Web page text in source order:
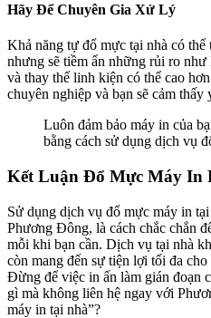
Hãy Để Chuyên Gia Xử Lý
Khả năng tự đổ mực tại nhà có
nhưng sẽ tiềm ẩn những rủi ro
và thay thế linh kiện có thể cao
chuyên nghiệp và bạn sẽ cảm thấy
Luôn đảm bảo máy in của
bằng cách sử dụng dịch vụ
Kết Luận Đổ Mực Máy In
Sử dụng dịch vụ đổ mực máy in
Phương Đông, là cách chắc chắn
mỗi khi bạn cần. Dịch vụ tại nhà
còn mang đến sự tiện lợi tối đa
Đừng để việc in ấn làm gián đoạn
gì mà không liên hệ ngay với
máy in tại nhà”?